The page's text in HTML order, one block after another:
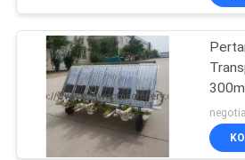
TUR
PABRIK
KONTROL
KUALITAS
Mesin
PengerjaanRice